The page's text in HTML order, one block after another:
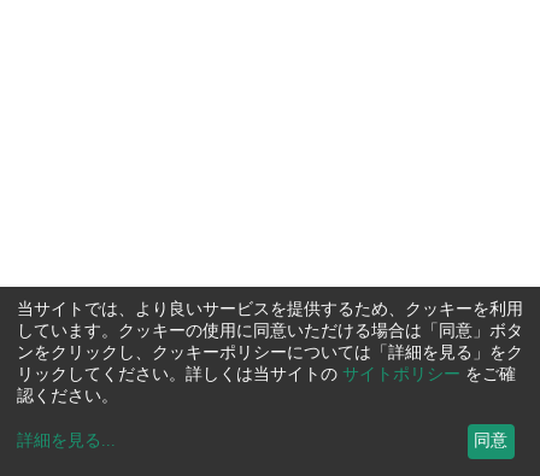
当サイトでは、より良いサービスを提供するため、クッキーを利用
しています。クッキーの使用に同意いただける場合は「同意」ボタ
ンをクリックし、クッキーポリシーについては「詳細を見る」をク
リックしてください。詳しくは当サイトの サイトポリシー をご確
認ください。
詳細を見る ... 同意